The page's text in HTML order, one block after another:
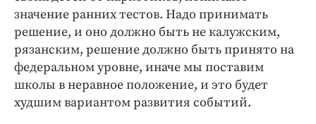
Экономика и бизнес
ПРОЕКТЫ
Блоги
Издания
Медиаперсона
значение ранних тестов. Надо принимать
решение, и оно должно быть не калужским,
рязанским, решение должно быть принято на
федеральном уровне, иначе мы поставим
школы в неравное положение, и это будет
худшим вариантом развития событий.